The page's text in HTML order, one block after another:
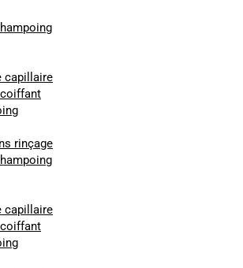
capillaire
rinçage
capillaire